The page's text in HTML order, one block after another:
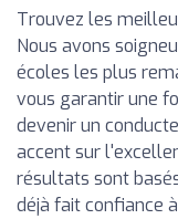
Trouvez les
Nous avons
écoles les plus
vous garantir une
devenir un
accent sur
résultats sont
déjà fait confiance